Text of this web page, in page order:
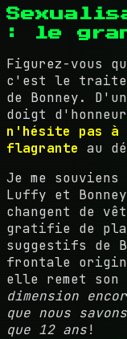
: le
Figurez-vous
c'est le
de Bonney.
doigt
n'hésite pas à
flagrante au
Je me
Luffy et
changent de
gratifie de
suggestifs de
frontale
elle remet son
dimension
que nous
que 12 ans!